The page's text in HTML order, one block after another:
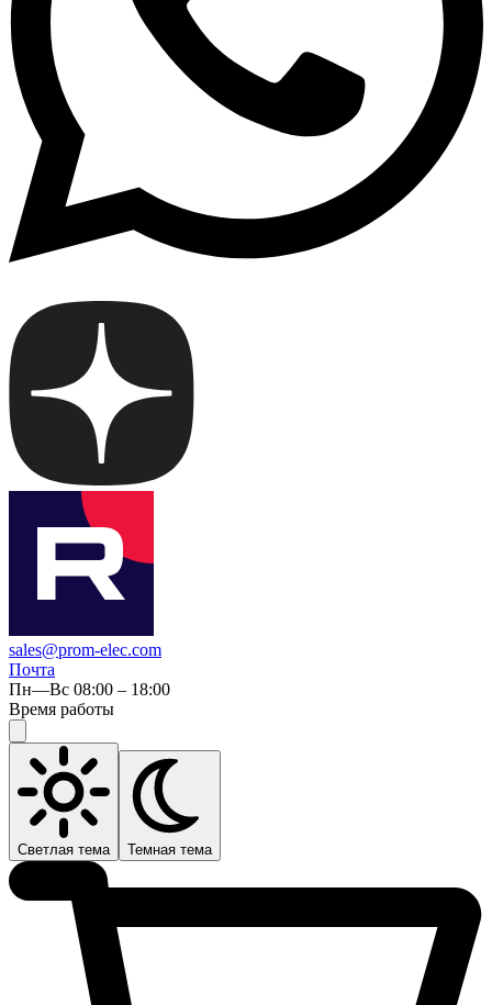
sales@prom-elec.com
Почта
Пн—Вс 08:00 – 18:00
Время работы
Светлая тема Темная тема